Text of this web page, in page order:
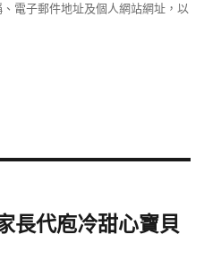
電子郵件地址及個人網站網址，以
長代庖冷甜心寶貝